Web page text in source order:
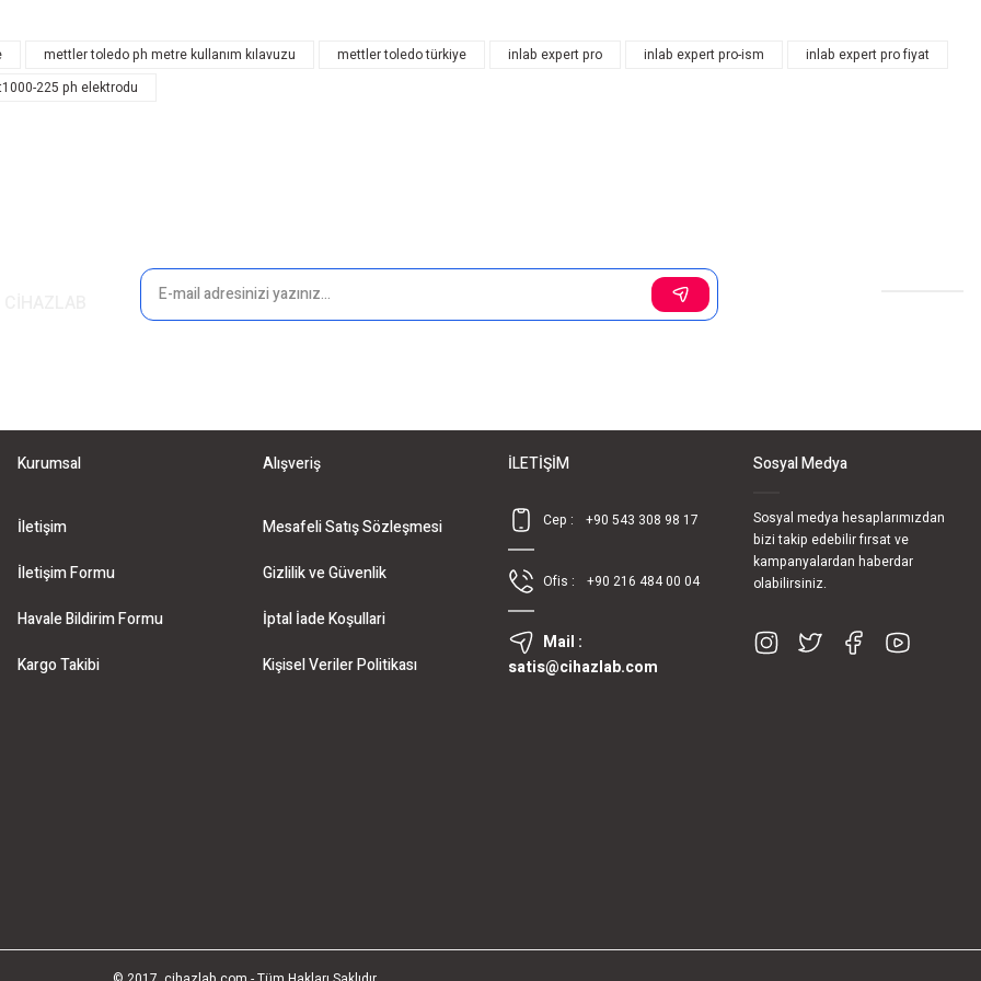
mettler toledo ph metre kullanım kılavuzu mettler toledo türkiye inlab expert pro inlab expert pro-ism
inlab expert pro fiyat
225 ph elektrodu
Kurumsal
İletişim
İletişim Formu
Havale Bildirim Formu
Kargo Takibi
Alışveriş
Mesafeli Satış Sözleşmesi
Gizlilik ve Güvenlik
İptal İade Koşullari
Kişisel Veriler Politikası
İLETİŞİM
Cep : +90 543 308 98 17
Ofis : +90 216 484 00 04
Mail :
satis@cihazlab.com
Sosyal Medya
Sosyal medya hesaplarımızdan
bizi takip edebilir fırsat ve
kampanyalardan haberdar
olabilirsiniz.